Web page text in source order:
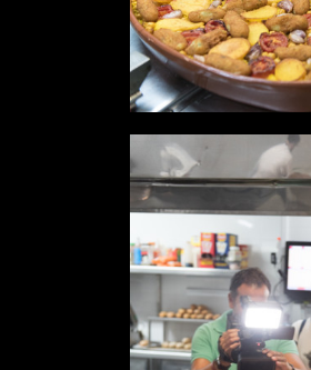
Desde